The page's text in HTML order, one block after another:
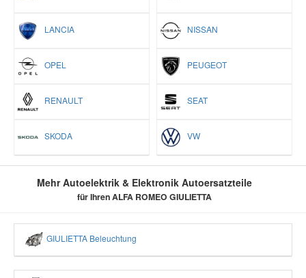
LANCIA NISSAN
OPEL PEUGEOT
RENAULT SEAT
SKODA VW
Mehr Autoelektrik & Elektronik Autoersatzteile
für Ihren ALFA ROMEO GIULIETTA
GIULIETTA Beleuchtung